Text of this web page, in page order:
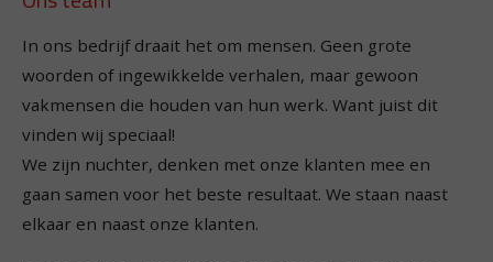
In ons bedrijf draait het om mensen. Geen grote
woorden of ingewikkelde verhalen, maar gewoon
vakmensen die houden van hun werk. Want juist dit
vinden wij speciaal!
We zijn nuchter, denken met onze klanten mee en
gaan samen voor het beste resultaat. We staan naast
elkaar en naast onze klanten.